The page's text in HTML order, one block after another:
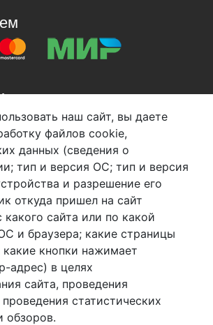
38-08
- оптовые продажи
г. Щелково, пер.
владение 2.
наш сайт, вы даете
файлов cookie,
данных (сведения о
тип и версия ОС; тип и версия
и разрешение его
откуда пришел на сайт
какого сайта или по какой
и браузера; какие страницы
кнопки нажимает
адрес) в целях
сайта, проведения
статистических
обзоров.